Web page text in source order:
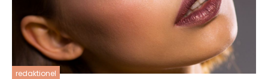
redaktionel